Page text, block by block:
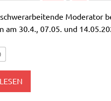
Moderator
am 30.4., 07.05. und